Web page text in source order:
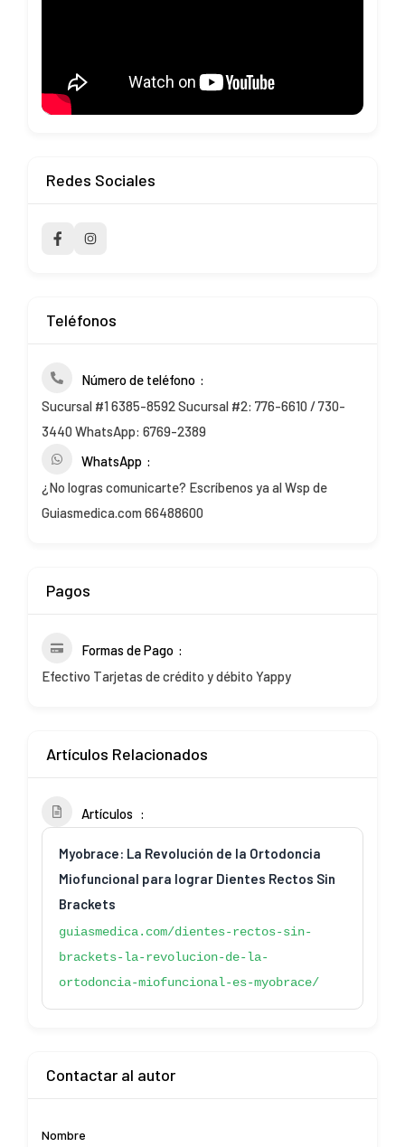
Redes Sociales
Teléfonos
Número de teléfono
Sucursal #1 6385-8592 Sucursal #2: 776-6610 / 730-
3440 WhatsApp: 6769-2389
WhatsApp
¿No logras comunicarte? Escríbenos ya al Wsp de
Guiasmedica.com 66488600
Pagos
Formas de Pago
Efectivo Tarjetas de crédito y débito Yappy
Artículos Relacionados
Artículos
Myobrace: La Revolución de la Ortodoncia
Miofuncional para lograr Dientes Rectos Sin
Brackets
guiasmedica.com/dientes-rectos-sin-
brackets-la-revolucion-de-la-
ortodoncia-miofuncional-es-myobrace/
Contactar al autor